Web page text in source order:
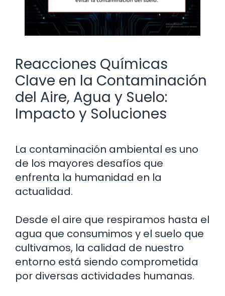
Reacciones Químicas
Clave en la Contaminación
del Aire, Agua y Suelo:
Impacto y Soluciones
La contaminación ambiental es uno
de los mayores desafíos que
enfrenta la humanidad en la
actualidad.
Desde el aire que respiramos hasta el
agua que consumimos y el suelo que
cultivamos, la calidad de nuestro
entorno está siendo comprometida
por diversas actividades humanas.